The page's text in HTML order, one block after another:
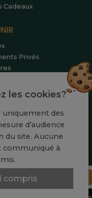
Cadeaux
Privés
les cookies?
uniquement des
d’audience
du site. Aucune
communiqué à
compris